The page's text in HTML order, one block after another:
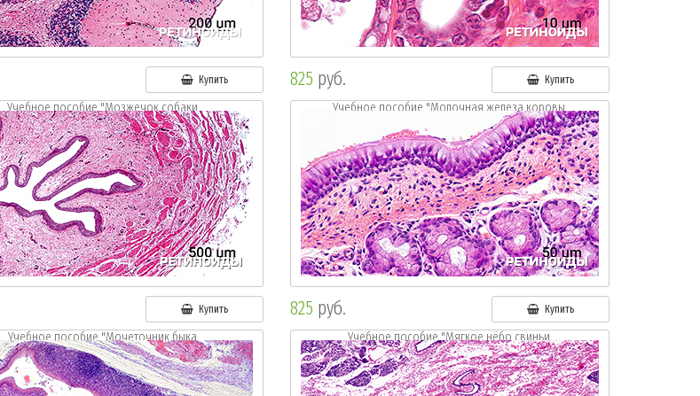
Купить
Учебное пособие "Мозжечок собаки.
Окр.:.г.-э."
825 руб. Купить
Учебное пособие "Молочная железа коровы.
Купить
Учебное пособие "Мочеточник быка.
Окр.: г.-э."
825 руб. Купить
Учебное пособие "Мягкое нёбо свиньи.
Окр.: г.- э."